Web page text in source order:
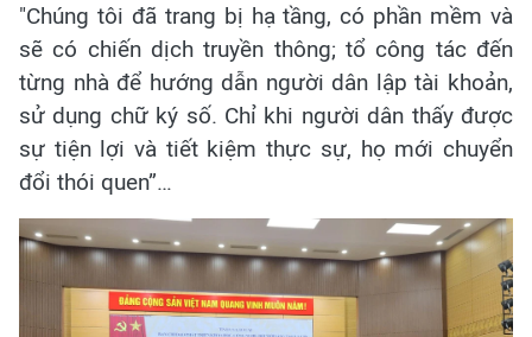
"Chúng tôi đã trang bị hạ tầng, có phần mềm và
sẽ có chiến dịch truyền thông; tổ công tác đến
từng nhà để hướng dẫn người dân lập tài khoản,
sử dụng chữ ký số. Chỉ khi người dân thấy được
sự tiện lợi và tiết kiệm thực sự, họ mới chuyển
đổi thói quen”…